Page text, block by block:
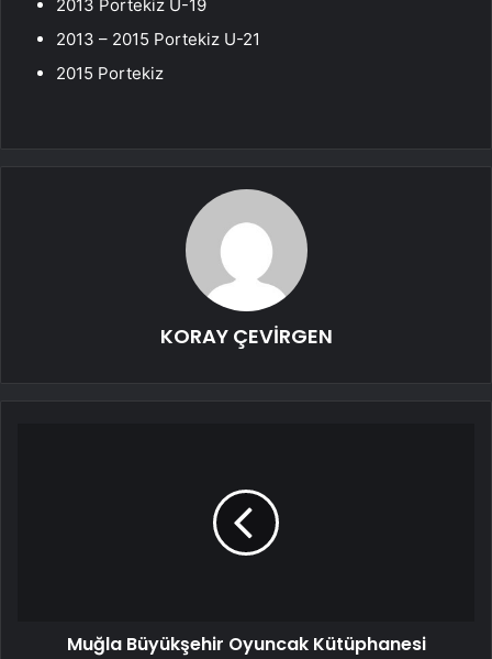
2013 Portekiz U-19
2013 – 2015 Portekiz U-21
2015 Portekiz
KORAY ÇEVİRGEN
Muğla Büyükşehir Oyuncak Kütüphanesi